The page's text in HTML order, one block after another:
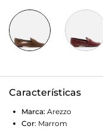
Características
Marca: Arezzo
Cor: Marrom